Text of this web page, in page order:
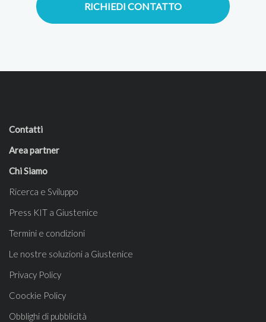
RICHIEDI CONTATTO
Contatti
Area partner
Chi Siamo
Ricerca e Sviluppo
Press KIT a Giustenice
Termini e condizioni
Le nostre soluzioni a Giustenice
Privacy Policy
Coockie Policy
Obblighi di pubblicità